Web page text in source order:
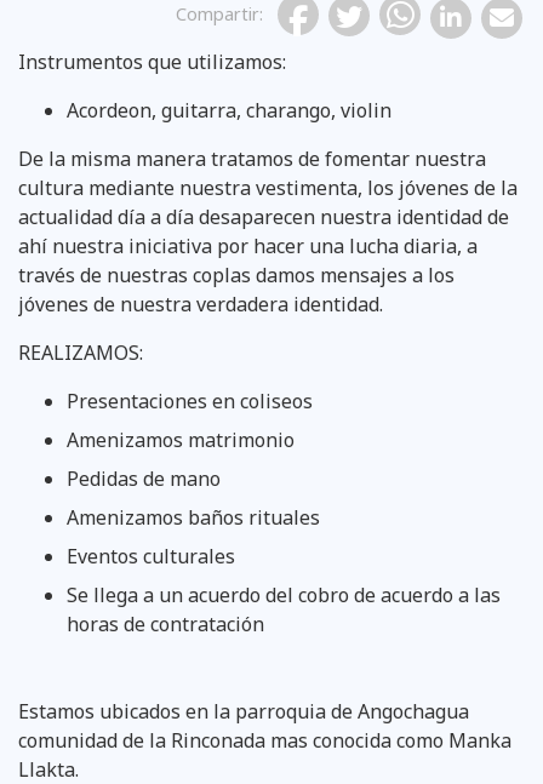
Compartir:
Instrumentos que utilizamos:
Acordeon, guitarra, charango, violin
De la misma manera tratamos de fomentar nuestra
cultura mediante nuestra vestimenta, los jóvenes de la
actualidad día a día desaparecen nuestra identidad de
ahí nuestra iniciativa por hacer una lucha diaria, a
través de nuestras coplas damos mensajes a los
jóvenes de nuestra verdadera identidad.
REALIZAMOS:
Presentaciones en coliseos
Amenizamos matrimonio
Pedidas de mano
Amenizamos baños rituales
Eventos culturales
Se llega a un acuerdo del cobro de acuerdo a las
horas de contratación
Estamos ubicados en la parroquia de Angochagua
comunidad de la Rinconada mas conocida como Manka
Llakta.